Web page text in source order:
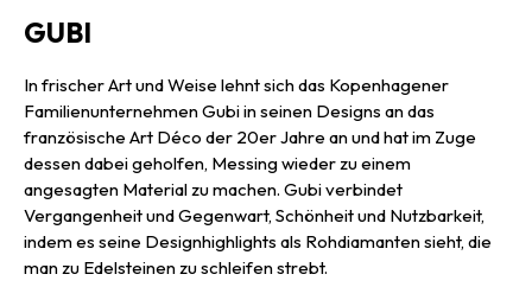
GUBI
In frischer Art und Weise lehnt sich das Kopenhagener
Familienunternehmen Gubi in seinen Designs an das
französische Art Déco der 20er Jahre an und hat im Zuge
dessen dabei geholfen, Messing wieder zu einem
angesagten Material zu machen. Gubi verbindet
Vergangenheit und Gegenwart, Schönheit und Nutzbarkeit,
indem es seine Designhighlights als Rohdiamanten sieht, die
man zu Edelsteinen zu schleifen strebt.